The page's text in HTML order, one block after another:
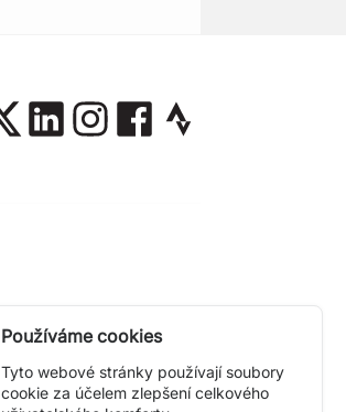
Používáme cookies
Tyto webové stránky používají soubory
cookie za účelem zlepšení celkového